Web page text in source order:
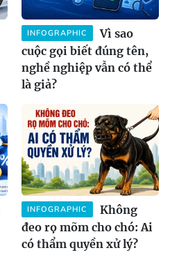
INFOGRAPHIC
Vì sao
cuộc gọi biết đúng tên,
nghề nghiệp vẫn có thể
là giả?
INFOGRAPHIC
Không
đeo rọ mõm cho chó: Ai
có thẩm quyền xử lý?